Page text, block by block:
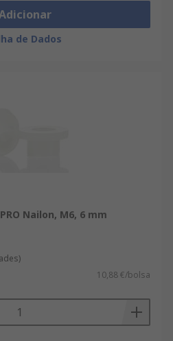
de Dados
Nailon, M6, 6 mm
10,88 €/bolsa